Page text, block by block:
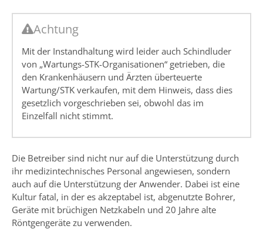
Achtung
Mit der Instandhaltung wird leider auch Schindluder
von „Wartungs-STK-Organisationen“ getrieben, die
den Krankenhäusern und Ärzten überteuerte
Wartung/STK verkaufen, mit dem Hinweis, dass dies
gesetzlich vorgeschrieben sei, obwohl das im
Einzelfall nicht stimmt.
Die Betreiber sind nicht nur auf die Unterstützung durch
ihr medizintechnisches Personal angewiesen, sondern
auch auf die Unterstützung der Anwender. Dabei ist eine
Kultur fatal, in der es akzeptabel ist, abgenutzte Bohrer,
Geräte mit brüchigen Netzkabeln und 20 Jahre alte
Röntgengeräte zu verwenden.